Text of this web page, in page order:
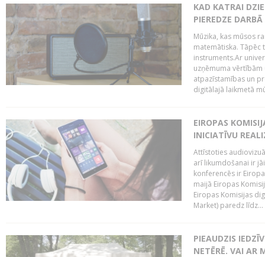
KAD KATRAI
PIEREDZE
Mūzika, kas mūsos
matemātiska. Tāpēc
instruments.Ar
uzņēmuma
atpazīstamības un
digitālajā laikmetā
EIROPAS
INICIATĪVU
Attīstoties
arī likumdošanai ir
konferencēs ir
maijā Eiropas
Eiropas Komisijas
Market) paredz līdz...
PIEAUDZIS
NETĒRĒ. VAI AR